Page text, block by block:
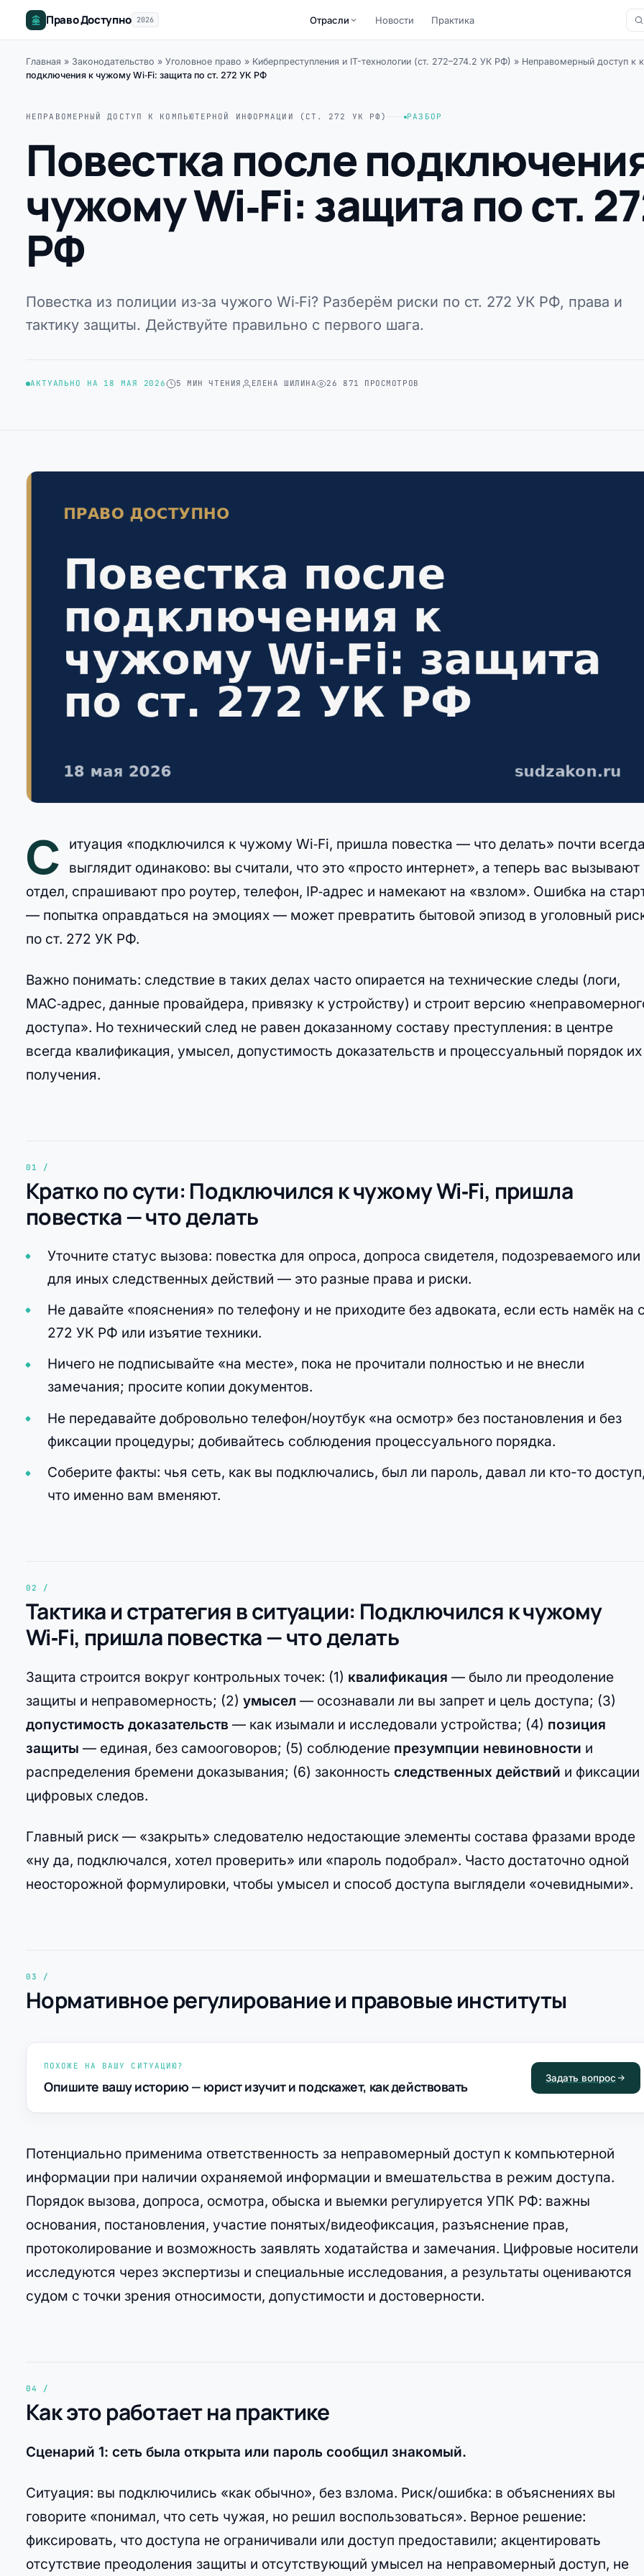
Право Доступно 2026 Отрасли Новости Практика
Главная » Законодательство » Уголовное право » Киберпреступления и IT-технологии (ст. 272–274.2 УК РФ) » Неправомерный доступ к
подключения к чужому Wi‑Fi: защита по ст. 272 УК РФ
НЕПРАВОМЕРНЫЙ ДОСТУП К КОМПЬЮТЕРНОЙ ИНФОРМАЦИИ (СТ. 272 УК РФ) РАЗБОР
Повестка после
чужому Wi‑Fi: защита по ст.
РФ
Повестка из полиции из‑за чужого Wi‑Fi? Разберём риски по ст. 272 УК РФ, права и
тактику защиты. Действуйте правильно с первого шага.
АКТУАЛЬНО НА 18 МАЯ 2026 5 МИН ЧТЕНИЯ ЕЛЕНА ШИЛИНА 26 871 ПРОСМОТРОВ
С
итуация «подключился к чужому Wi‑Fi, пришла повестка — что делать» почти
выглядит одинаково: вы считали, что это «просто интернет», а теперь вас вызывают
отдел, спрашивают про роутер, телефон, IP‑адрес и намекают на «взлом». Ошибка на
— попытка оправдаться на эмоциях — может превратить бытовой эпизод в уголовный
по ст. 272 УК РФ.
Важно понимать: следствие в таких делах часто опирается на технические следы (логи,
MAC‑адрес, данные провайдера, привязку к устройству) и строит версию
доступа». Но технический след не равен доказанному составу преступления: в центре
всегда квалификация, умысел, допустимость доказательств и процессуальный порядок их
получения.
Кратко по сути: Подключился к чужому Wi‑Fi, пришла
повестка — что делать
Уточните статус вызова: повестка для опроса, допроса свидетеля, подозреваемого или
для иных следственных действий — это разные права и риски.
Не давайте «пояснения» по телефону и не приходите без адвоката, если есть намёк на
272 УК РФ или изъятие техники.
Ничего не подписывайте «на месте», пока не прочитали полностью и не внесли
замечания; просите копии документов.
Не передавайте добровольно телефон/ноутбук «на осмотр» без постановления и без
фиксации процедуры; добивайтесь соблюдения процессуального порядка.
Соберите факты: чья сеть, как вы подключались, был ли пароль, давал ли кто-то
что именно вам вменяют.
Тактика и стратегия в ситуации: Подключился к чужому
Wi‑Fi, пришла повестка — что делать
Защита строится вокруг контрольных точек: (1) квалификация — было ли преодоление
защиты и неправомерность; (2) умысел — осознавали ли вы запрет и цель доступа; (3)
допустимость доказательств — как изымали и исследовали устройства; (4) позиция
защиты — единая, без самооговоров; (5) соблюдение презумпции невиновности и
распределения бремени доказывания; (6) законность следственных действий и фиксации
цифровых следов.
Главный риск — «закрыть» следователю недостающие элементы состава фразами вроде
«ну да, подключался, хотел проверить» или «пароль подобрал». Часто достаточно одной
неосторожной формулировки, чтобы умысел и способ доступа выглядели «очевидными».
Нормативное регулирование и правовые институты
ПОХОЖЕ НА ВАШУ СИТУАЦИЮ?
Опишите вашу историю — юрист изучит и подскажет, как действовать
Задать вопрос
Потенциально применима ответственность за неправомерный доступ к компьютерной
информации при наличии охраняемой информации и вмешательства в режим доступа.
Порядок вызова, допроса, осмотра, обыска и выемки регулируется УПК РФ: важны
основания, постановления, участие понятых/видеофиксация, разъяснение прав,
протоколирование и возможность заявлять ходатайства и замечания. Цифровые носители
исследуются через экспертизы и специальные исследования, а результаты оцениваются
судом с точки зрения относимости, допустимости и достоверности.
Как это работает на практике
Сценарий 1: сеть была открыта или пароль сообщил знакомый.
Ситуация: вы подключились «как обычно», без взлома. Риск/ошибка: в объяснениях вы
говорите «понимал, что сеть чужая, но решил воспользоваться». Верное решение:
фиксировать, что доступа не ограничивали или доступ предоставили; акцентировать
отсутствие преодоления защиты и отсутствующий умысел на неправомерный доступ, не